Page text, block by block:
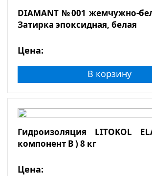
DIAMANT №001 жемчужно-
Затирка эпоксидная, белая
Цена:
В корзину
Гидроизоляция LITOKOL
компонент В ) 8 кг
Цена: